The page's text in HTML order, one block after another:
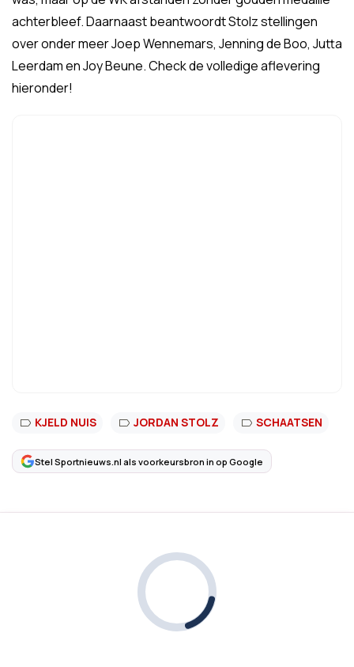
achterbleef. Daarnaast beantwoordt Stolz stellingen
over onder meer Joep Wennemars, Jenning de Boo, Jutta
Leerdam en Joy Beune. Check de volledige aflevering
hieronder!
KJELD NUIS JORDAN STOLZ SCHAATSEN
Stel Sportnieuws.nl als voorkeursbron in op Google